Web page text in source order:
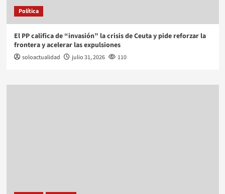
Política
El PP califica de “invasión” la crisis de Ceuta y pide reforzar la
frontera y acelerar las expulsiones
soloactualidad julio 31, 2026 110